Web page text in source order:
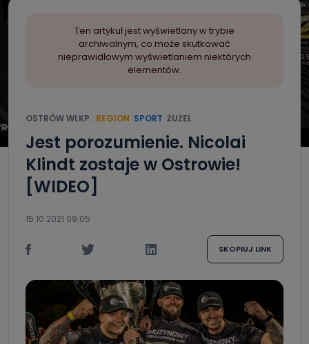
Ten artykuł jest wyświetlany w trybie
archiwalnym, co może skutkować
nieprawidłowym wyświetlaniem niektórych
elementów.
OSTRÓW WLKP. REGION SPORT ŻUŻEL
Jest porozumienie. Nicolai
Klindt zostaje w Ostrowie!
[WIDEO]
15.10.2021 09:05
SKOPIUJ LINK